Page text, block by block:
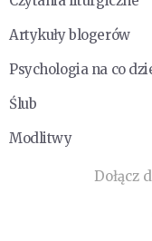
Artykuły blogerów
Psychologia na co
Ślub
Modlitwy
Dołącz